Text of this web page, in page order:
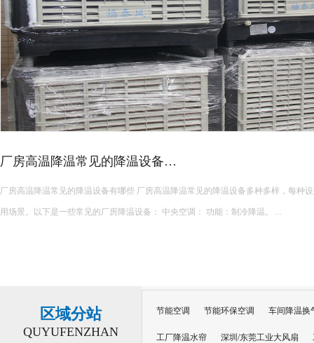
厂房高温降温常见的降温设备…
厂房高温降温常见的降温设备有哪些 厂房高温降温常见的降温设备多种多样，每种设备都有其独特的功能和适
用场景。以下是一些常见的厂房降温设备： 中央空调： 功能：制冷降温。 ...
区域分站
QUYUFENZHAN
节能空调 节能环保空调 车间降温换
工厂降温水帘 深圳/东莞工业大风扇